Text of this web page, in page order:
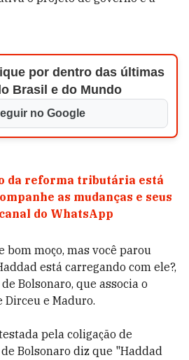
por dentro das últimas
Brasil e do Mundo
no Google
da reforma tributária está
as mudanças e seus
do WhatsApp
bom moço, mas você parou
está carregando com ele?,
Bolsonaro, que associa o
e Maduro.
pela coligação de
Bolsonaro diz que "Haddad